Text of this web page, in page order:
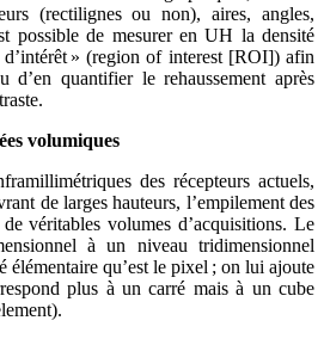
(rectilignes ou non), aires, angles,
possible de mesurer en UH la densité
» (region of interest [ROI]) afin
d’en quantifier le rehaussement après
volumiques
des récepteurs actuels,
de larges hauteurs, l’empilement des
véritables volumes d’acquisitions. Le
à un niveau tridimensionnel
élémentaire qu’est le pixel ; on lui ajoute
plus à un carré mais à un cube